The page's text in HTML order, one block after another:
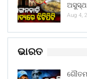
ଅସୁସ୍ଥ
Aug 4,
ଭାରତ
ଗୌତମ